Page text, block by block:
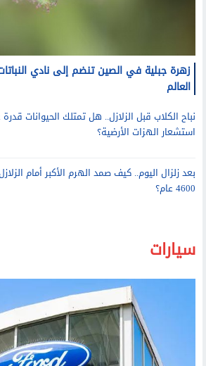
بعد زلزال اليوم.. كيف صمد الهرم الأكبر أمام الزلازل
سيارات